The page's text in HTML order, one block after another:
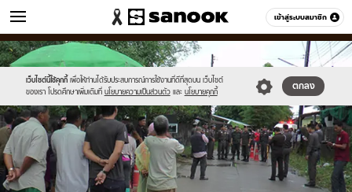
เข้าสู่ระบบสมาชิก
ข่าว หมวดอื่นๆ
เว็บไซต์นี้ใช้คุกกี้ เพื่อให้ท่านได้รับประสบการณ์การใช้งานที่ดีที่สุดบน เว็บไซต์
ของเรา โปรดศึกษาเพิ่มเติมที่ นโยบายความเป็นส่วนตัว และ นโยบายคุกกี้
ตกลง
Sanook
//s.isanook.com/sr/0/images/logo-
new-
sanook.png
600
60
//s.isanook.com/ns/0/ud/376/1880218/651536-
01.jpg